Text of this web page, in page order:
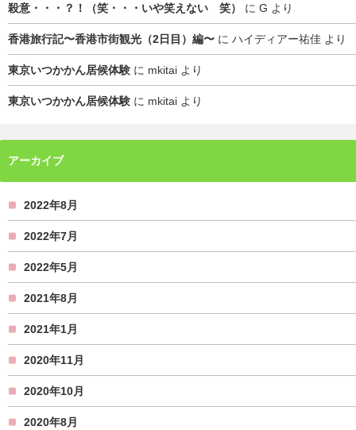
殺意・・・？！（笑・・・いや笑えない 笑） に G より
香港旅行記〜香港市街観光（2日目）編〜 に ハイディアー祐佳 より
東京いつかかん居候体験 に mkitai より
東京いつかかん居候体験 に mkitai より
アーカイブ
2022年8月
2022年7月
2022年5月
2021年8月
2021年1月
2020年11月
2020年10月
2020年8月